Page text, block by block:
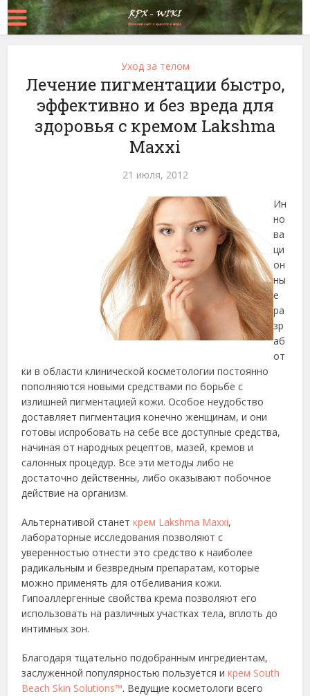
Уход за телом
Лечение пигментации быстро,
эффективно и без вреда для
здоровья с кремом Lakshma
Maxxi
21 июля, 2012
Ин
но
ва
ци
он
ны
е
ра
зр
аб
от
ки в области клинической косметологии постоянно
пополняются новыми средствами по борьбе с
излишней пигментацией кожи. Особое неудобство
доставляет пигментация конечно женщинам, и они
готовы испробовать на себе все доступные средства,
начиная от народных рецептов, мазей, кремов и
салонных процедур. Все эти методы либо не
достаточно действенны, либо оказывают побочное
действие на организм.
Альтернативой станеткрем Lakshma Maxxi,
лабораторные исследования позволяют с
уверенностью отнести это средство к наиболее
радикальным и безвредным препаратам, которые
можно применять для отбеливания кожи.
Гипоаллергенные свойства крема позволяют его
использовать на различных участках тела, вплоть до
интимных зон.
Благодаря тщательно подобранным ингредиентам,
заслуженной популярностью пользуется икрем South
Beach Skin Solutions™. Ведущие косметологи всего